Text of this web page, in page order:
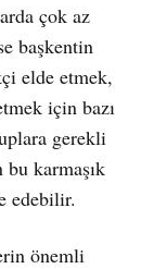
çok az
başkentin
elde etmek,
için bazı
gerekli
bu karmaşık
edebilir.
önemli